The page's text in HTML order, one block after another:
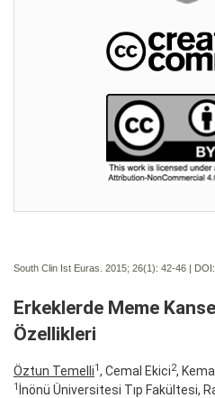
South Clin Ist Euras. 2015; 26(1): 42-46 | DOI:
Erkeklerde Meme
Özellikleri
Öztun Temelli1, Cemal Ekici2,
1 İnönü Üniversitesi Tıp Fakültesi,